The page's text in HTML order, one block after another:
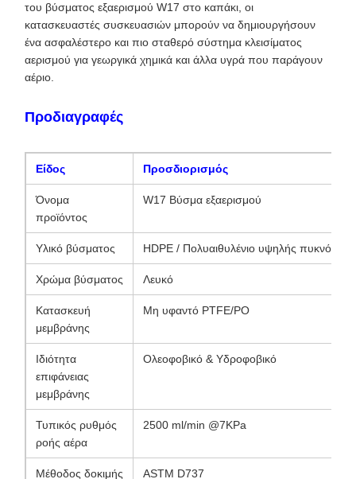
του βύσματος εξαερισμού W17 στο καπάκι, οι
κατασκευαστές συσκευασιών μπορούν να δημιουργήσουν
ένα ασφαλέστερο και πιο σταθερό σύστημα κλεισίματος
αερισμού για γεωργικά χημικά και άλλα υγρά που παράγουν
αέριο.
Προδιαγραφές
Είδος Προσδιορισμός
Όνομα
προϊόντος
W17 Βύσμα εξαερισμού
Υλικό βύσματος HDPE / Πολυαιθυλένιο υψηλής
Χρώμα βύσματος Λευκό
Κατασκευή
μεμβράνης
Μη υφαντό PTFE/PO
Ιδιότητα
επιφάνειας
μεμβράνης
Ολεοφοβικό & Υδροφοβικό
Τυπικός ρυθμός
ροής αέρα
2500 ml/min @7KPa
Μέθοδος δοκιμής
ASTM D737